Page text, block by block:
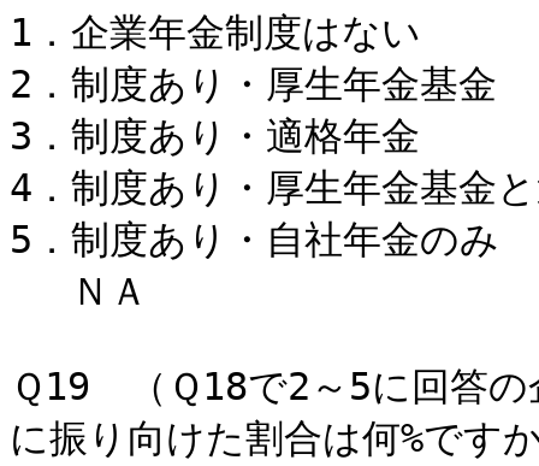
1．企業年金
2．制度あり・
3．制度あり
4．制度あり・厚生年金基
5．制度あり・
Ｎ
Ｑ19 （Ｑ18で2～5に回答の
に振り向けた割合は何%です